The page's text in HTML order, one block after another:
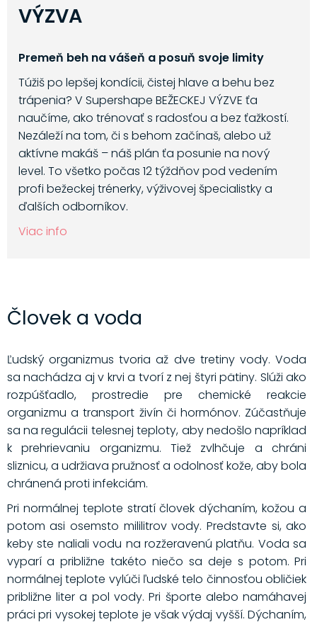
VÝZVA
Premeň beh na vášeň a posuň svoje limity
Túžiš po lepšej kondícii, čistej hlave a behu bez
trápenia? V Supershape BEŽECKEJ VÝZVE ťa
naučíme, ako trénovať s radosťou a bez ťažkostí.
Nezáleží na tom, či s behom začínaš, alebo už
aktívne makáš – náš plán ťa posunie na nový
level. To všetko počas 12 týždňov pod vedením
profi bežeckej trénerky, výživovej špecialistky a
ďalších odborníkov.
Viac info
Človek a voda
Ľudský organizmus tvoria až dve tretiny vody. Voda
sa nachádza aj v krvi a tvorí z nej štyri pätiny. Slúži ako
rozpúšťadlo, prostredie pre chemické reakcie
organizmu a transport živín či hormónov. Zúčastňuje
sa na regulácii telesnej teploty, aby nedošlo napríklad
k prehrievaniu organizmu. Tiež zvlhčuje a chráni
sliznicu, a udržiava pružnosť a odolnosť kože, aby bola
chránená proti infekciám.
Pri normálnej teplote stratí človek dýchaním, kožou a
potom asi osemsto mililitrov vody. Predstavte si, ako
keby ste naliali vodu na rozžeravenú platňu. Voda sa
vyparí a približne takéto niečo sa deje s potom. Pri
normálnej teplote vylúči ľudské telo činnosťou obličiek
približne liter a pol vody. Pri športe alebo namáhavej
práci pri vysokej teplote je však výdaj vyšší. Dýchaním,